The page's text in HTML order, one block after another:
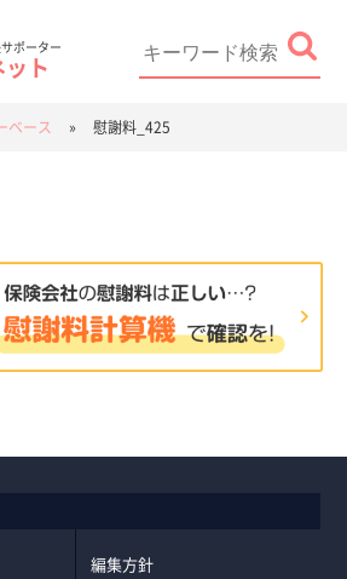
ポーター
ット
ベース » 慰謝料_425
編集方針